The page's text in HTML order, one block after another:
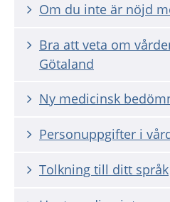
Om du inte är nöjd
Bra att veta om
Götaland
Ny medicinsk
Personuppgifter i
Tolkning till ditt språk